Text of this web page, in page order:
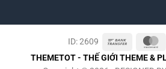
ID: 2609
THEMETOT - THẾ GIỚI THEME &